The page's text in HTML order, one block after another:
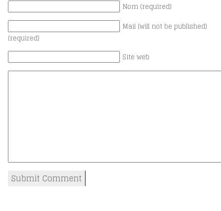
Nom (required)
Mail (will not be published)
(required)
Site web